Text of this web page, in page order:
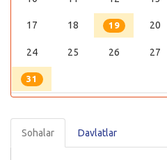
17 18 19 20
24 25 26 27
31
Sohalar Davlatlar